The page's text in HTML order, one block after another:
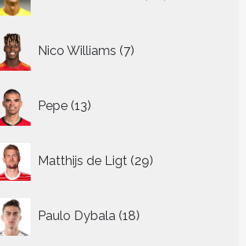
producten
Nico Williams 7
producten
Pepe 13
producten
Matthijs de Ligt 29
producten
Paulo Dybala 18
producten